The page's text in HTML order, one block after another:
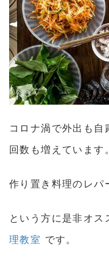
コロナ渦で外出も
回数も増えています。
作り置き料理のレパ
という方に是非オ
理教室 です。